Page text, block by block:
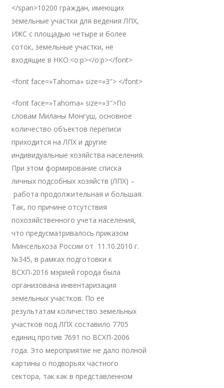
</span>10200 граждан, имеющих
земельные участки для ведения ЛПХ,
ИЖС с площадью четыре и более
соток, земельные участки, не
входящие в НКО.<o:p></o:p></font>
<font face=»Tahoma» size=»3″> </font>
<font face=»Tahoma» size=»3″>По
словам Миланы Монгуш, основное
количество объектов переписи
приходится на ЛПХ и другие
индивидуальные хозяйства населения.
При этом формирование списка
личных подсобных хозяйств (ЛПХ) –
работа продолжительная и большая.
Так, по причине отсутствия
похозяйственного учета населения,
что предусматривалось приказом
Минсельхоза России от 11.10.2010 г.
№345, в рамках подготовки к
ВСХП-2016 мэрией города была
организована инвентаризация
земельных участков. По ее
результатам количество земельных
участков под ЛПХ составило 7705
единиц против 7691 по ВСХП-2006
года. Это мероприятие не дало полной
картины о подворьях частного
сектора, так как в представленном